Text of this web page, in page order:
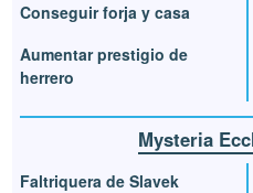
Conseguir forja y casa
Aumentar prestigio de
herrero
Mysteria
Faltriquera de Slavek